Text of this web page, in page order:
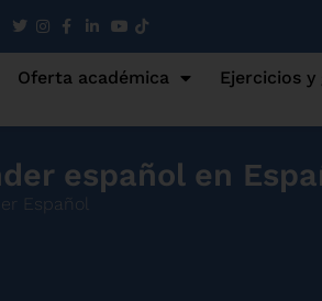
Oferta académica Ejercicios
español en
Español